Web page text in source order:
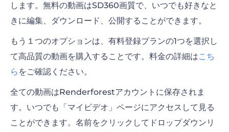
します。無料の動画はSD360画質で、いつでも好きなと
きに編集、ダウンロード、公開することができます。
もう１つのオプションは、有料登録プランの1つを選択し
て高品質の動画を購入することです。料金の詳細はこち
ら をご確認ください。
全ての動画はRenderforestアカウントに保存されま
す。いつでも「マイビデオ」ページにアクセスして見る
ことができます。名前をクリックしてドロップダウンリ